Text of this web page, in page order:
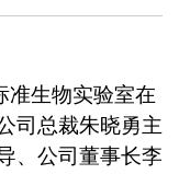
准生物实验室在
司总裁朱晓勇主
、公司董事长李